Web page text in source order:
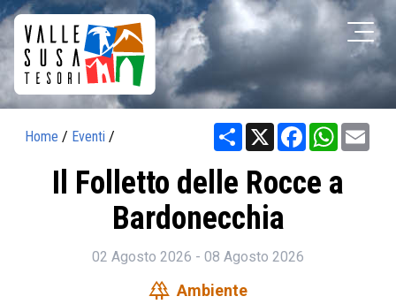
Home / Eventi / Share X Facebook
Il Folletto delle Rocce a
Bardonecchia
02 Agosto 2026 - 08 Agosto 2026
forest Ambiente